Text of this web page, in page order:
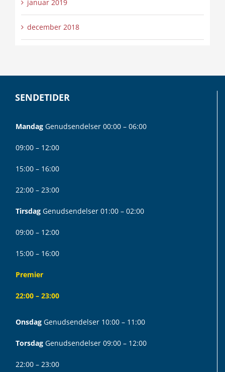
januar 2019
december 2018
SENDETIDER
Mandag Genudsendelser 00:00 – 06:00
09:00 – 12:00
15:00 – 16:00
22:00 – 23:00
Tirsdag Genudsendelser 01:00 – 02:00
09:00 – 12:00
15:00 – 16:00
Premier
22:00 – 23:00
Onsdag Genudsendelser 10:00 – 11:00
Torsdag Genudsendelser 09:00 – 12:00
22:00 – 23:00